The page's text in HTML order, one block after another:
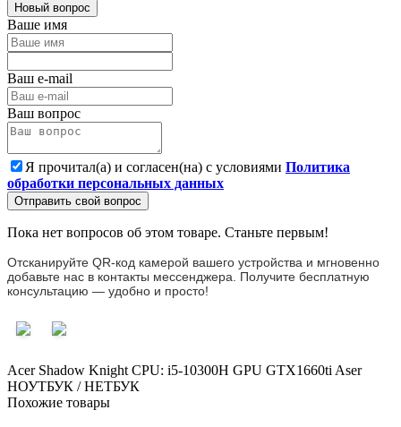
Новый вопрос
Ваше имя
Ваш e-mail
Ваш вопрос
Я прочитал(а) и согласен(на) с условиями Политика
обработки персональных данных
Отправить свой вопрос
Пока нет вопросов об этом товаре. Станьте первым!
Отсканируйте QR-код камерой вашего устройства и мгновенно
добавьте нас в контакты мессенджера. Получите бесплатную
консультацию — удобно и просто!
Acer Shadow Knight CPU: i5-10300H GPU GTX1660ti Aser
НОУТБУК / НЕТБУК
Похожие товары